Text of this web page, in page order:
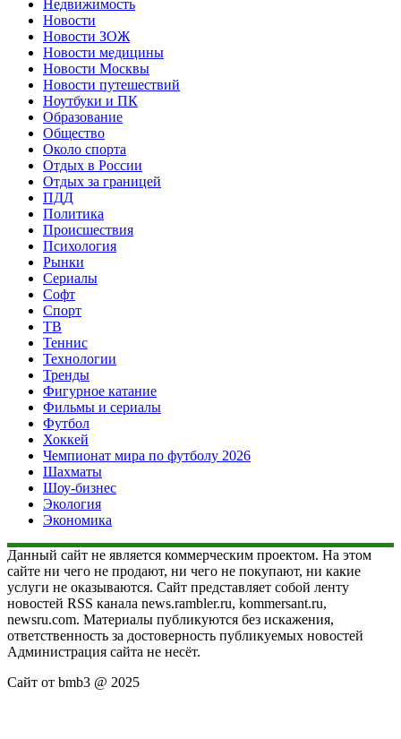
Недвижимость
Новости
Новости ЗОЖ
Новости медицины
Новости Москвы
Новости путешествий
Ноутбуки и ПК
Образование
Общество
Около спорта
Отдых в России
Отдых за границей
ПДД
Политика
Происшествия
Психология
Рынки
Сериалы
Софт
Спорт
ТВ
Теннис
Технологии
Тренды
Фигурное катание
Фильмы и сериалы
Футбол
Хоккей
Чемпионат мира по футболу 2026
Шахматы
Шоу-бизнес
Экология
Экономика
Данный сайт не является коммерческим проектом. На этом
сайте ни чего не продают, ни чего не покупают, ни какие
услуги не оказываются. Сайт представляет собой ленту
новостей RSS канала news.rambler.ru, kommersant.ru,
newsru.com. Материалы публикуются без искажения,
ответственность за достоверность публикуемых новостей
Администрация сайта не несёт.
Сайт от bmb3 @ 2025